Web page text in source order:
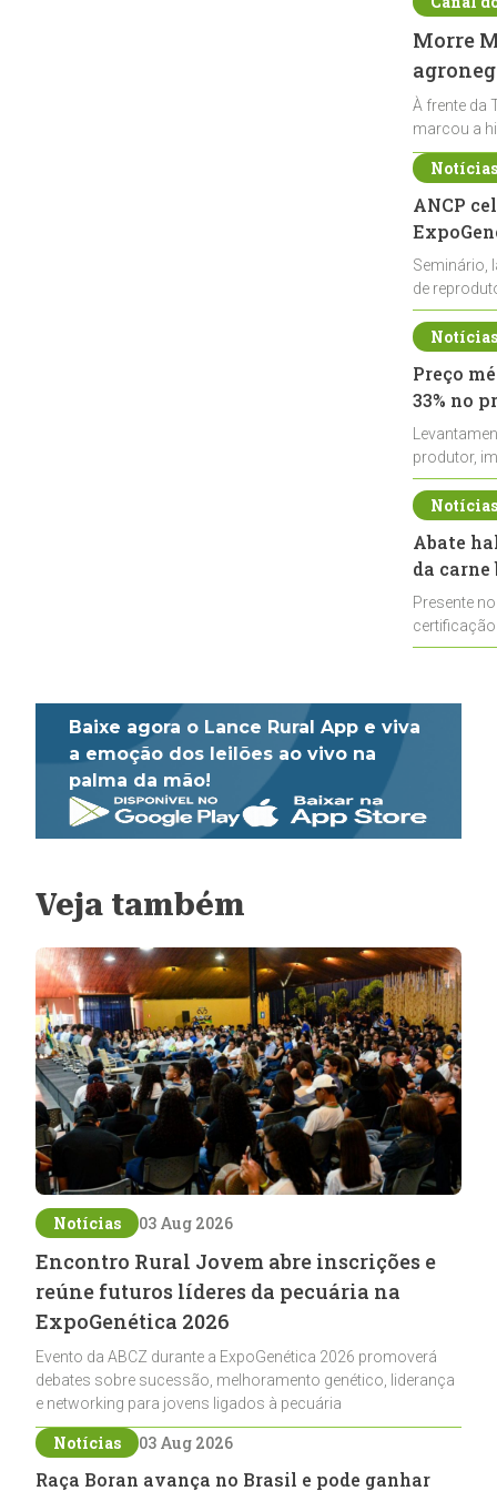
Morre
À frente da
marcou a
ANCP
Seminário,
de
durante a
Preço
33% no
produtor,
de leite cru
Abate
da
Presente
Baixe agora o Lance Rural App e viva
a emoção dos leilões ao vivo na
palma da mão!
Veja também
Notícias 03 Aug 2026
Encontro Rural Jovem abre inscrições e
reúne futuros líderes da pecuária na
ExpoGenética 2026
Evento da ABCZ durante a ExpoGenética 2026 promoverá
debates sobre sucessão, melhoramento genético, liderança
e networking para jovens ligados à pecuária
Notícias 03 Aug 2026
Raça Boran avança no Brasil e pode ganhar